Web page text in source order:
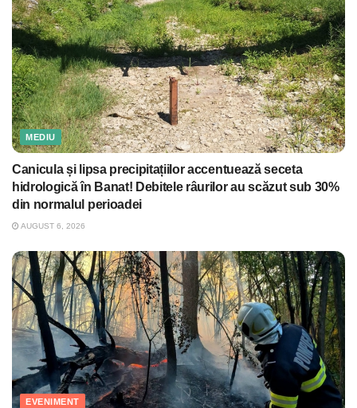
MEDIU
Canicula și lipsa precipitațiilor accentuează seceta
hidrologică în Banat! Debitele râurilor au scăzut sub 30%
din normalul perioadei
AUGUST 6, 2026
EVENIMENT